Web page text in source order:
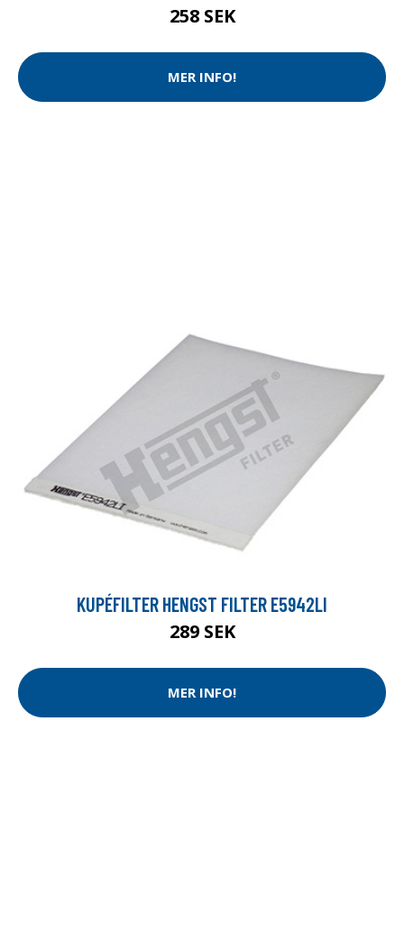
258 SEK
MER INFO!
KUPÉFILTER HENGST FILTER E5942LI
289 SEK
MER INFO!